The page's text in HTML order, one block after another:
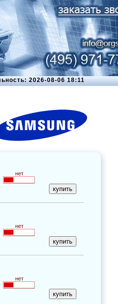
2026-08-06 18:11
нет
нет
нет